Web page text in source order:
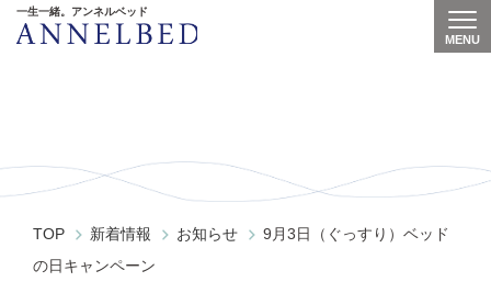
一生一緒。アンネルベッド
MENU
TOP 新着情報 お知らせ
9月3日（ぐっすり）ベッド
の日キャンペーン